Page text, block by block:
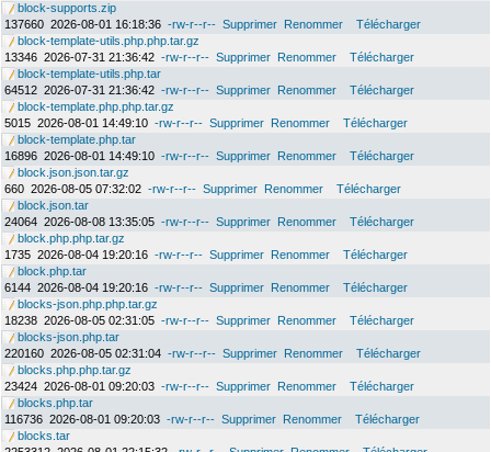
block-supports.zip
137660 2026-08-01 16:18:36 -rw-r--r-- Supprimer Renommer
Télécharger
block-template-utils.php.php.tar.gz
13346 2026-07-31 21:36:42 -rw-r--r-- Supprimer Renommer
Télécharger
block-template-utils.php.tar
64512 2026-07-31 21:36:42 -rw-r--r-- Supprimer Renommer
Télécharger
block-template.php.php.tar.gz
5015 2026-08-01 14:49:10 -rw-r--r-- Supprimer Renommer
Télécharger
block-template.php.tar
16896 2026-08-01 14:49:10 -rw-r--r-- Supprimer Renommer
Télécharger
block.json.json.tar.gz
660 2026-08-05 07:32:02 -rw-r--r-- Supprimer Renommer
Télécharger
block.json.tar
24064 2026-08-08 13:35:05 -rw-r--r-- Supprimer Renommer
Télécharger
block.php.php.tar.gz
1735 2026-08-04 19:20:16 -rw-r--r-- Supprimer Renommer
Télécharger
block.php.tar
6144 2026-08-04 19:20:16 -rw-r--r-- Supprimer Renommer
Télécharger
blocks-json.php.php.tar.gz
18238 2026-08-05 02:31:05 -rw-r--r-- Supprimer Renommer
Télécharger
blocks-json.php.tar
220160 2026-08-05 02:31:04 -rw-r--r-- Supprimer Renommer
Télécharger
blocks.php.php.tar.gz
23424 2026-08-01 09:20:03 -rw-r--r-- Supprimer Renommer
Télécharger
blocks.php.tar
116736 2026-08-01 09:20:03 -rw-r--r-- Supprimer Renommer
Télécharger
blocks.tar